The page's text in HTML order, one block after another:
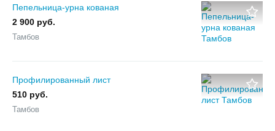
Пепельница-урна кованая
2 900 руб.
Тамбов
Профилированный лист
510 руб.
Тамбов